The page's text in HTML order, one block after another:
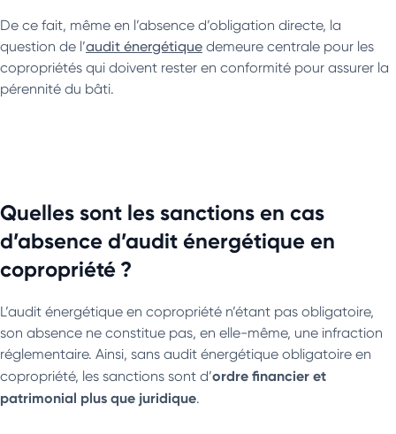
De ce fait, même en l’absence d’obligation directe, la
question de l’audit énergétique demeure centrale pour les
copropriétés qui doivent rester en conformité pour assurer la
pérennité du bâti.
Quelles sont les sanctions en cas
d’absence d’audit énergétique en
copropriété ?
L’audit énergétique en copropriété n’étant pas obligatoire,
son absence ne constitue pas, en elle-même, une infraction
réglementaire. Ainsi, sans audit énergétique obligatoire en
copropriété, les sanctions sont d’ordre financier et
patrimonial plus que juridique.